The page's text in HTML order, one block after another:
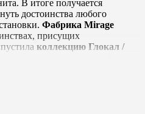
В итоге получается
достоинства любого
Фабрика Mirage
присущих
коллекцию Глокал /
не забывая о тщательной